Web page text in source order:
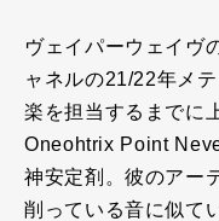
ヴェイパーウェイヴ
ャネルの21/22年メ
楽を担当するまでに
Oneohtrix Point
神安定剤。彼のアー
削っている音に似て